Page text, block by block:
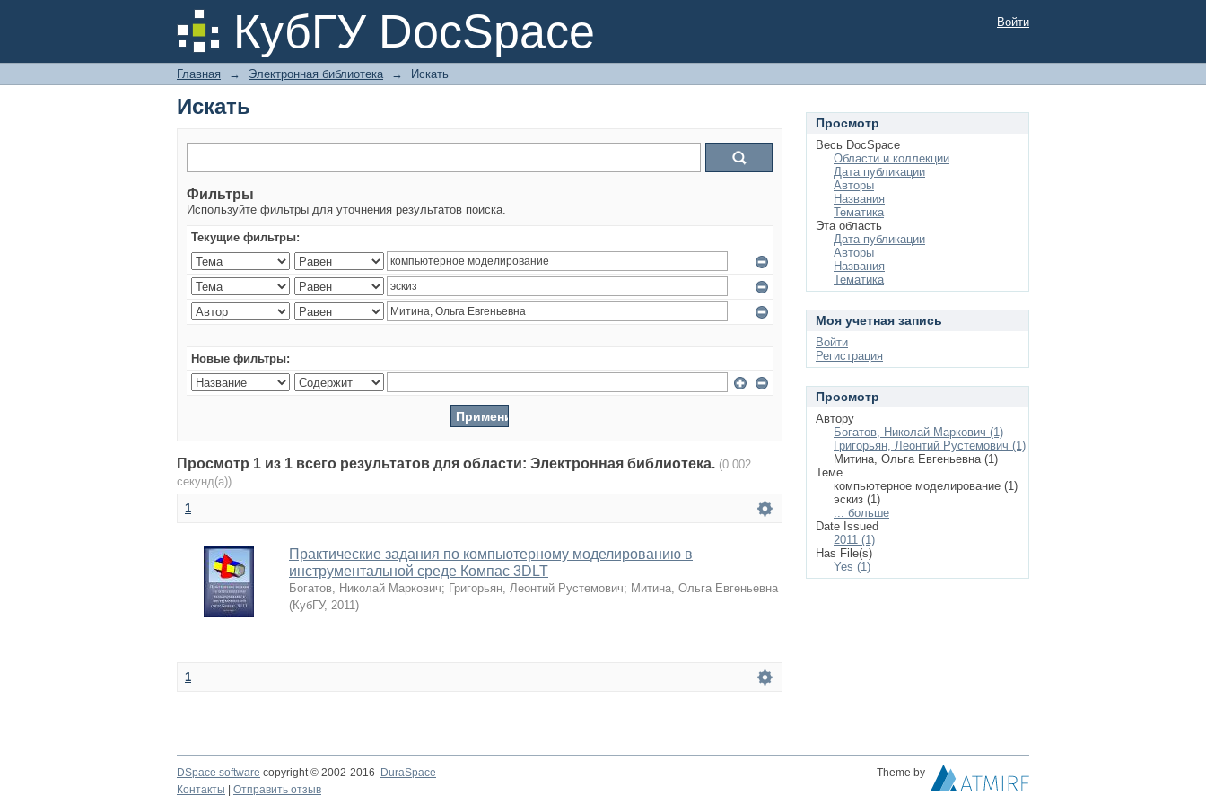
КубГУ DocSpace
Искать Войти
Главная → Электронная библиотека → Искать
Искать
Фильтры
Используйте фильтры для уточнения результатов поиска.
Текущие фильтры:
Новые фильтры:
Просмотр 1 из 1 всего результатов для области: Электронная библиотека. (0.002
секунд(а))
1
Практические задания по компьютерному моделированию в
инструментальной среде Компас 3DLT
Богатов, Николай Маркович; Григорьян, Леонтий Рустемович; Митина, Ольга Евгеньевна
(КубГУ, 2011)
1
Просмотр
Весь DocSpace
Области и коллекции
Дата публикации
Авторы
Названия
Тематика
Эта область
Дата публикации
Авторы
Названия
Тематика
Моя учетная запись
Войти
Регистрация
Просмотр
Автору
Богатов, Николай Маркович (1)
Григорьян, Леонтий Рустемович (1)
Митина, Ольга Евгеньевна (1)
Теме
компьютерное моделирование (1)
эскиз (1)
... больше
Date Issued
2011 (1)
Has File(s)
Yes (1)
DSpace software copyright © 2002-2016 DuraSpace
Theme by
Контакты
Отправить отзыв